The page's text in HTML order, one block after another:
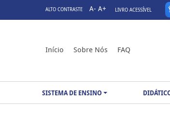
ALTO CONTRASTE A- A+ LIVRO ACESSÍVEL
Início Sobre Nós FAQ
SISTEMA DE ENSINO